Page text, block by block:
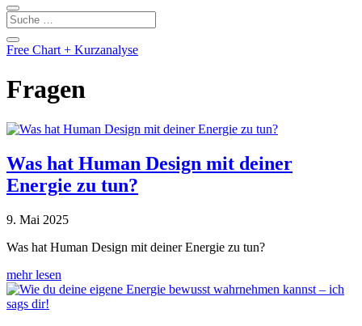
Free Chart + Kurzanalyse
Fragen
Was hat Human Design mit deiner
Energie zu tun?
9. Mai 2025
Was hat Human Design mit deiner Energie zu tun?
mehr lesen